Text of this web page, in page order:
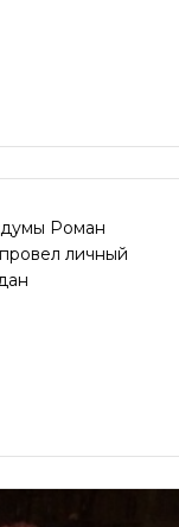
Роман
личный